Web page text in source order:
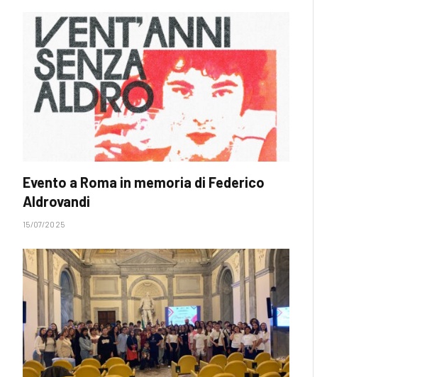
Evento a Roma in memoria di Federico
Aldrovandi
15/07/2025